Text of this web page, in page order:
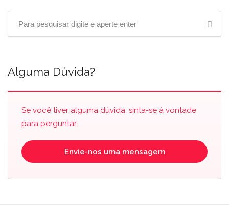
Alguma Dúvida?
Se você tiver alguma dúvida, sinta-se à vontade
para perguntar.
Envie-nos uma mensagem